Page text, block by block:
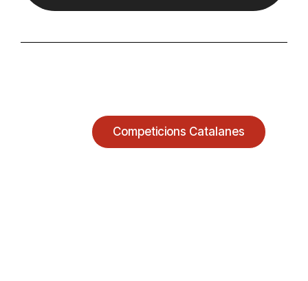
Competicions Catalanes